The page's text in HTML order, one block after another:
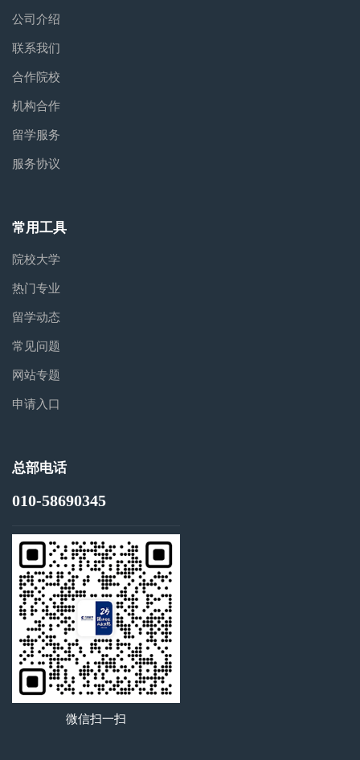
公司介绍
联系我们
合作院校
机构合作
留学服务
服务协议
常用工具
院校大学
热门专业
留学动态
常见问题
网站专题
申请入口
总部电话
010-58690345
微信扫一扫